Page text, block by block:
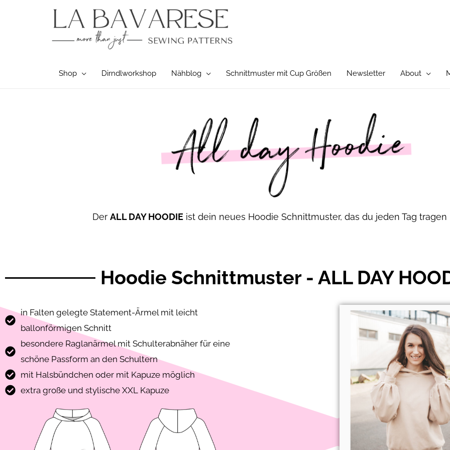
Shop Dirndlworkshop Nähblog Schnittmuster mit Cup Größen Newsletter About
Der ALL DAY HOODIEist dein neues Hoodie Schnittmuster, das du jeden Tag tragen
Hoodie Schnittmuster - ALL DAY
in Falten gelegte Statement-Ärmel mit leicht
ballonförmigen Schnitt
besondere Raglanärmel mit Schulterabnäher für eine
schöne Passform an den Schultern
mit Halsbündchen oder mit Kapuze möglich
extra große und stylische XXL Kapuze